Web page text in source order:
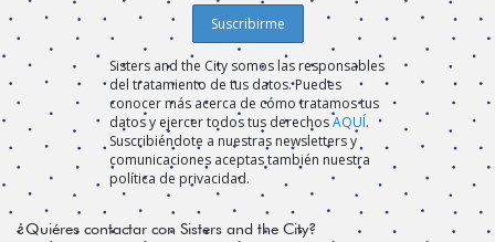
Sisters and the City somos las responsables
del tratamiento de tus datos. Puedes
conocer más acerca de cómo tratamos tus
datos y ejercer todos tus derechosAQUÍ.
Suscribiéndote a nuestras newsletters y
comunicaciones aceptas también nuestra
política de privacidad.
¿Quiéres contactar con Sisters and the City?